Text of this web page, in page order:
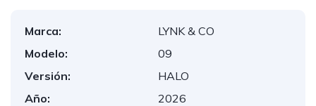
Marca:
LYNK & CO
Modelo:
09
Versión:
HALO
Año:
2026